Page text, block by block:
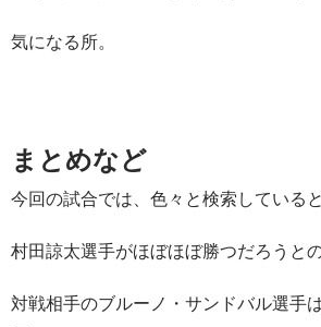
気になる所。
まとめなど
今回の試合では、色々と検索していると
村田諒太選手がほぼほぼ勝つだろうと
対戦相手のブルーノ・サンドバル選手